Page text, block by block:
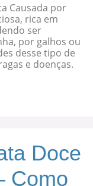
Causada por
rica em
ser
por galhos ou
desse tipo de
e doenças.
Doce
Como